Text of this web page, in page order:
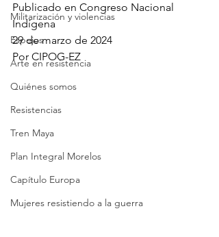
Militarización y violencias
Espejos
Arte en resistencia
Quiénes somos
Resistencias
Tren Maya
Plan Integral Morelos
Capítulo Europa
Mujeres resistiendo a la guerra
Publicado en Congreso Nacional
Indígena
29 de marzo de 2024
Por CIPOG-EZ